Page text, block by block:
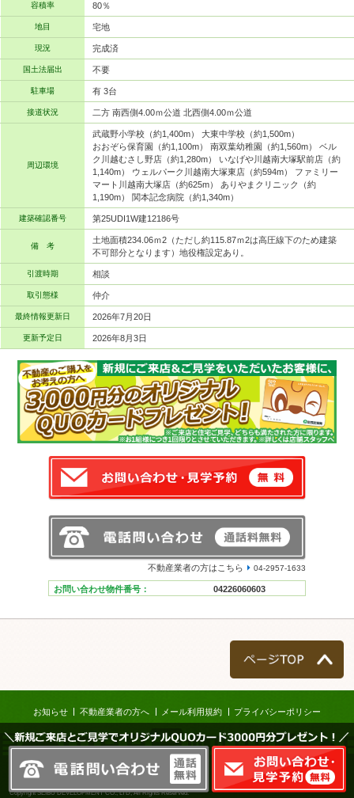
容積率 80％
地目 宅地
現況 完成済
国土法届出 不要
駐車場 有 3台
接道状況 二方 南西側4.00ｍ公道 北西側4.00ｍ公道
周辺環境
武蔵野小学校（約1,400m） 大東中学校（約1,500m）
おおぞら保育園（約1,100m） 南双葉幼稚園（約1,560m） ベル
ク川越むさし野店（約1,280m） いなげや川越南大塚駅前店（約
1,140m） ウェルパーク川越南大塚東店（約594m） ファミリー
マート川越南大塚店（約625m） ありやまクリニック（約
1,190m） 関本記念病院（約1,340m）
建築確認番号 第25UDI1W建12186号
備 考
土地面積234.06ｍ2（ただし約115.87ｍ2は高圧線下のため建築
不可部分となります）地役権設定あり。
引渡時期 相談
取引態様 仲介
最終情報更新日 2026年7月20日
更新予定日 2026年8月3日
不動産業者の方はこちら 04-2957-1633
お問い合わせ物件番号： 04226060603
＼新規ご来店とご見学でオリジナルQUOカード3000円分プレゼント！／
お知らせ 不動産業者の方へ メール利用規約 プライバシーポリシー
株式会社西武開発
Copyright SEIBU DEVELOPMENT CO., LTD, All Rights Reserved.